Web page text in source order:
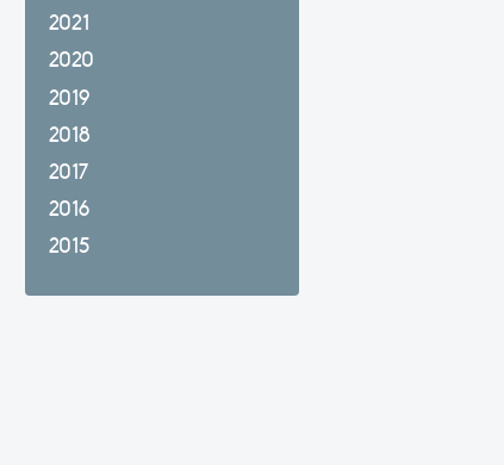
2021
2020
2019
2018
2017
2016
2015